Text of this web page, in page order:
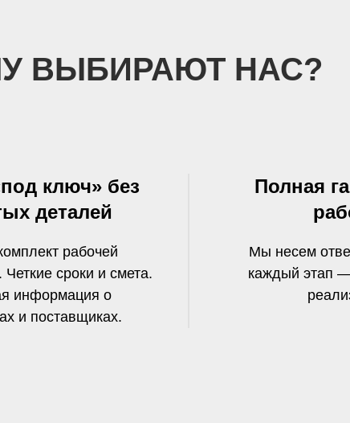
ВЫБИРАЮТ НАС?
ключ» без
деталей
рабочей
сроки и смета.
информация о
и поставщиках.
Полная
Мы несем
каждый этап